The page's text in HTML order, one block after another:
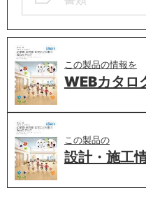
この製品の情報を
WEBカタロ
この製品の
設計・施工